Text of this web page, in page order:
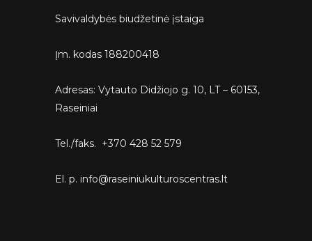
Savivaldybės biudžetinė įstaiga
Įm. kodas 188200418
Adresas: Vytauto Didžiojo g. 10, LT – 60153,
Raseiniai
Tel./faks. +370 428 52 579
El. p. info@raseiniukulturoscentras.lt